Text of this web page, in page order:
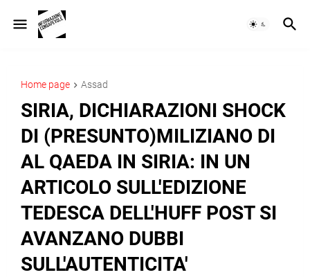
Home page Assad
SIRIA, DICHIARAZIONI SHOCK
DI (PRESUNTO)MILIZIANO DI
AL QAEDA IN SIRIA: IN UN
ARTICOLO SULL'EDIZIONE
TEDESCA DELL'HUFF POST SI
AVANZANO DUBBI
SULL'AUTENTICITA'